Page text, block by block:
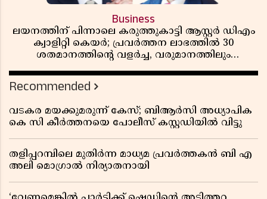
Business
ലയനത്തിന് പിന്നാലെ കരുത്തുകാട്ടി ആസ്റ്റർ ഡിഎം
ക്വാളിറ്റി കെയർ; പ്രവർത്തന ലാഭത്തിൽ 30
ശതമാനത്തിൻ്റെ വളർച്ച, വരുമാനത്തിലും
റിപ്പോർട്ട് പുറത്ത്
Recommended
വടകര മയക്കുമരുന്ന് കേസ്; ബിആർസി അധ്യാപിക
കെ സി കീർത്തനയെ പോലീസ് കസ്റ്റഡിയിൽ വിട്ടു
തളിപ്പറമ്പിലെ മുതിർന്ന മാധ്യമ പ്രവർത്തകൻ ബി എ
അലി മൊഗ്രാൽ നിര്യാതനായി